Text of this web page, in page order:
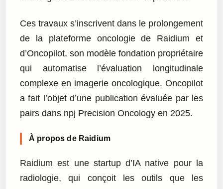
Ces travaux s’inscrivent dans le prolongement
de la plateforme oncologie de Raidium et
d’Oncopilot, son modèle fondation propriétaire
qui automatise l’évaluation longitudinale
complexe en imagerie oncologique. Oncopilot
a fait l’objet d’une publication évaluée par les
pairs dans npj Precision Oncology en 2025.
À propos de Raidium
Raidium est une startup d’IA native pour la
radiologie, qui conçoit les outils que les